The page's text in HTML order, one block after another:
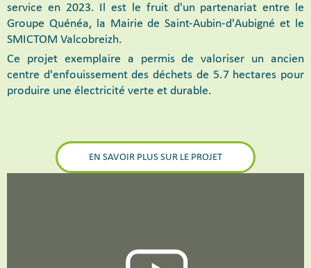
service en 2023. Il est le fruit d'un partenariat entre le
Groupe Quénéa, la Mairie de Saint-Aubin-d'Aubigné et le
SMICTOM Valcobreizh.
Ce projet exemplaire a permis de valoriser un ancien
centre d'enfouissement des déchets de 5.7 hectares pour
produire une électricité verte et durable.
EN SAVOIR PLUS SUR LE PROJET